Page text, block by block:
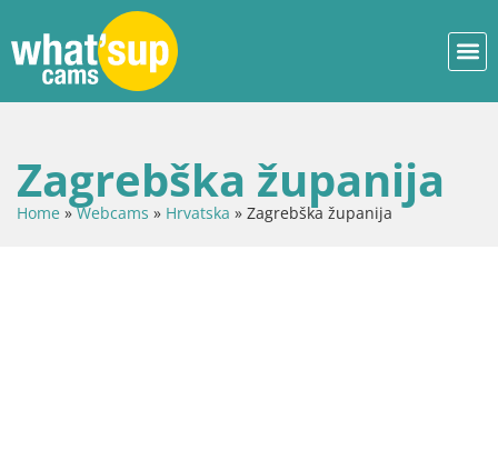
Zagrebška županija
Home »Webcams » Hrvatska » Zagrebška županija